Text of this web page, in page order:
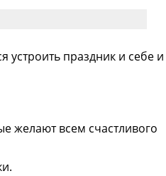
устроить праздник и себе и
желают всем счастливого